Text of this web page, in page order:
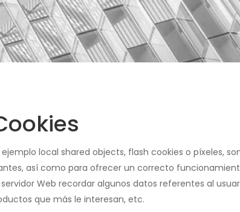
local shared objects, flash cookies o píxeles,
así como para ofrecer un correcto
Web recordar algunos datos referentes al
que más le interesan, etc.